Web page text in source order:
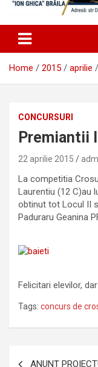
Home 2015 aprilie
CONCURSURI
Premiantii
22 aprilie 2015
La competitia
Laurentiu (12 C)au
obtinut tot Locul II
Paduraru Geanina
Felicitari elevilor,
Tags: concurs de
ANUNȚ